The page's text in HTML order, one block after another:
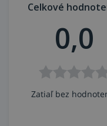
Celkové
0,0
Zatiaľ bez